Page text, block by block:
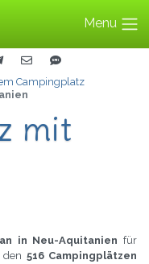
Menu
Campingplatz
mit
in Neu-Aquitanien für
den 516 Campingplätzen